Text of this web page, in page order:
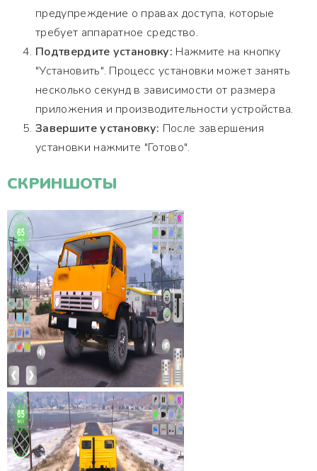
предупреждение о правах доступа, которые
требует аппаратное средство.
Подтвердите установку: Нажмите на кнопку
"Установить". Процесс установки может занять
несколько секунд в зависимости от размера
приложения и производительности устройства.
Завершите установку: После завершения
установки нажмите "Готово".
СКРИНШОТЫ